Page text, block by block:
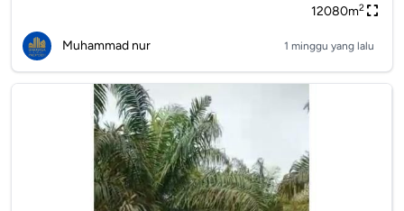
12080m2
Muhammad nur 1 minggu yang lalu